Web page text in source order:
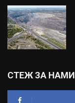
СТЕЖ ЗА НАМИ